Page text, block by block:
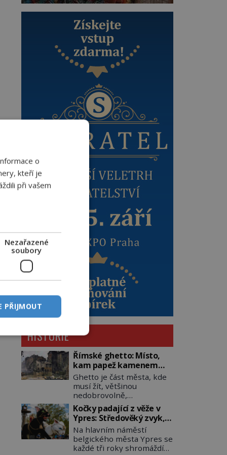
HISTORIE
Římské ghetto: Místo,
kam papež kamenem
dohodil
Ghetto je část města, kde
musí žít, většinou
nedobrovolně,
náboženská, rasová nebo
národnostní menšina
obyvatel. Bohaté
historické zkušenosti mají
s takovým životem Židé. Už
od středověku jsou totiž v
Kočky padající z věže v
Ypres: Středověký zvyk,
který dodnes budí
rozpaky
Na hlavním náměstí
belgického města Ypres se
každé tři roky shromáždí
o
kteří je
při vašem
Nezařazené
soubory
PŘIJMOUT